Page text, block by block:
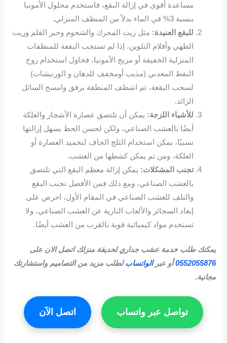
مساعدة أقوى في إزالة البقع، فاستخدم محلول الأمونيا
بنسبة 3% في الماء بدلاً من المنظف المنزلي.
للبقع العنيدة:مثل زيت المحرك والشحوم وحبر القلم وزيت
الطهي وأقلام التلوين، إذا لم تستجب البقعة للمنظفات
المنزلية الخفيفة أو مزيج الأمونيا، فحاول استخدام روح
النفط المعدني (مذيب أومخفف للدهان و الورنيشات)
لسحب البقعة، ثم اشطف المنطقة برفق وامسح السائل
الزائد.
للأشياء اللزجة:يمكن أن تلتصق عصارة الأشجار والعلكة
أيضًا بالعشب الصناعي، ولكن لحسن الحظ يسهل إزالتها
نسبيًا، يمكن استخدام الثلج الجاف لتجميد العصارة أو
العلكة، ومن ثم يمكن كشطها من العشب.
تجنب المشكلات:يمكن إزالة معظم البقع التي تلتصق
بالعشب الصناعي، ومع ذلك فمن الأفضل تجنب البقع
والتلف للعشب الصناعي في المقام الأول، احرص على
إبعاد السجائر والألعاب النارية عن العشب الصناعي، ولا
تستخدم مواد كيميائية قوية بالقرب من العشب أيضًا.
يمكنك طلب خدمة عشب جداري لحديقة منزلك اتصل الان على
0552055876أو عبر الواتسابلطلب مزيد من التصاميم واستشارتك
مجانية.
تواصل عبر واتساب اتصل الآن